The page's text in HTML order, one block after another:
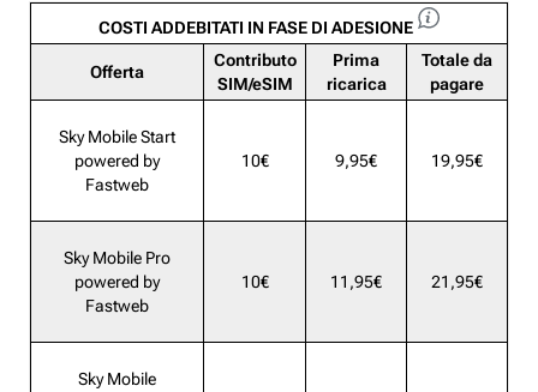
COSTI ADDEBITATI IN FASE DI ADESIONE
Offerta
Contributo
SIM/eSIM
Prima
ricarica
Totale da
pagare
Sky Mobile Start
powered by
Fastweb
10€ 9,95€ 19,95€
Sky Mobile Pro
powered by
Fastweb
10€ 11,95€ 21,95€
Sky Mobile